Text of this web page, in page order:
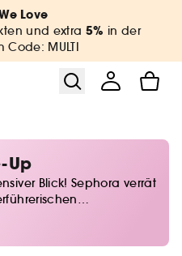
Love
und extra 5% in der
MULTI
Up
Blick! Sephora verrät
Dein Make-up zu